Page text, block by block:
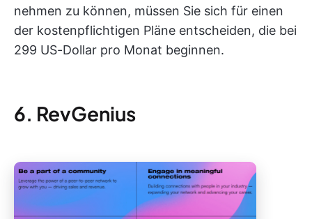
nehmen zu können, müssen Sie sich für einen
der kostenpflichtigen Pläne entscheiden, die bei
299 US-Dollar pro Monat beginnen.
6. RevGenius